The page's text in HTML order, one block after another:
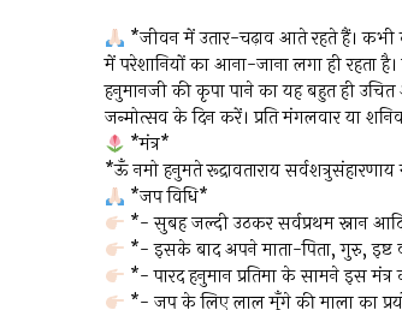
*जीवन में उतार-चढ़ाव आते रहते हैं। कभी
में परेशानियों का आना-जाना लगा ही रहता
हनुमानजी की कृपा पाने का यह बहुत ही
जन्मोत्सव के दिन करें। प्रति मंगलवार या
*मंत्र*
*ऊँ नमो हनुमते रूद्रावताराय
*जप विधि*
*- सुबह जल्दी उठकर सर्वप्रथम स्नान
*- इसके बाद अपने माता-पिता, गुरु,
*- पारद हनुमान प्रतिमा के सामने इस
*- जप के लिए लाल मूँगे की माला का